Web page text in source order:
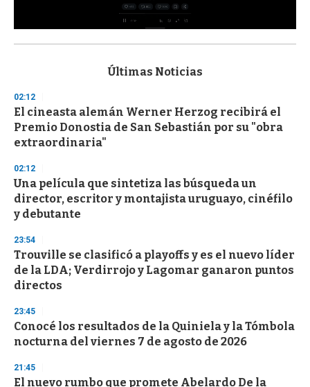
s
d
s
o
f
3
s
e
c
o
n
d
Últimas Noticias
02:12
El cineasta alemán Werner Herzog recibirá el
Premio Donostia de San Sebastián por su "obra
extraordinaria"
02:12
Una película que sintetiza las búsqueda un
director, escritor y montajista uruguayo, cinéfilo
y debutante
23:54
Trouville se clasificó a playoffs y es el nuevo líder
de la LDA; Verdirrojo y Lagomar ganaron puntos
directos
23:45
Conocé los resultados de la Quiniela y la Tómbola
nocturna del viernes 7 de agosto de 2026
21:45
El nuevo rumbo que promete Abelardo De la